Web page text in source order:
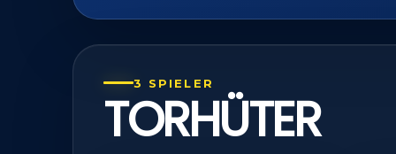
3 SPIELER
TORHÜTER